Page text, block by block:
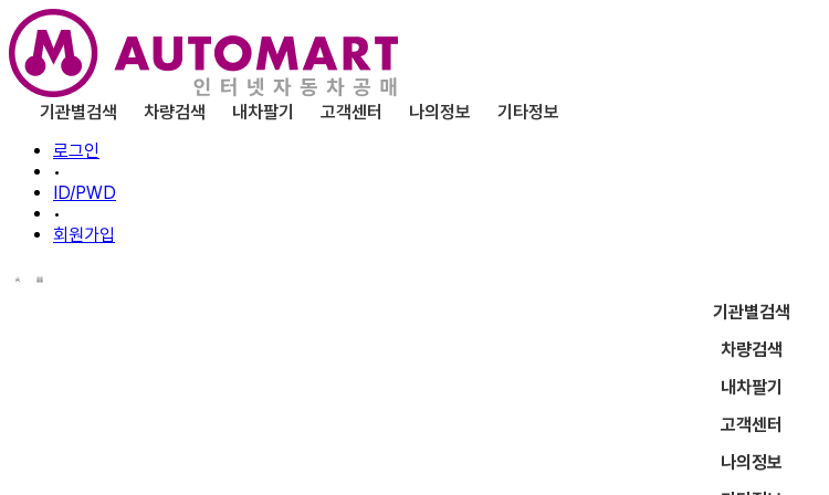
기관별검색 차량검색 내차팔기 고객센터 나의정보
기타정보
로그인
•
ID/PWD
•
회원가입
기관별검색
차량검색
내차팔기
고객센터
나의정보
차량을 일정별로 조건을 설정하여 차량을 검색하는 서비스입니다. 현재 진행중인 차량으로 입찰이 가능한 차